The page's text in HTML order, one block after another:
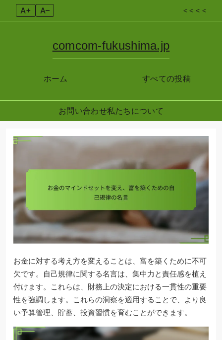
A+ A– < < < <
ホーム
comcom-fukushima.jp
すべての投稿
お問い合わせ私たちについて
お金に対する考え方を変えることは、富を築くために不可
欠です。自己規律に関する名言は、集中力と責任感を植え
付けます。これらは、財務上の決定における一貫性の重要
性を強調します。これらの洞察を適用することで、より良
い予算管理、貯蓄、投資習慣を育むことができます。